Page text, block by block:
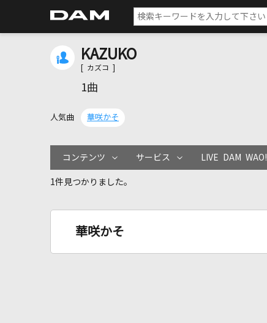
KAZUKO
[ カズコ ]
1曲
人気曲 華咲かそ
コンテンツ サービス LIVE DAM WAO!
1件見つかりました。
華咲かそ